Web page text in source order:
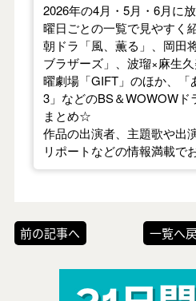
2026年の4月・5月・6月に
曜日ごとの一覧で見やすく
朝ドラ「風、薫る」、岡田
ブラザーズ」、波瑠×麻生
曜劇場「GIFT」のほか、「
3」などのBS＆WOWOWド
まとめ☆
作品の出演者、主題歌や出
リポートなどの情報満載で
前の記事へ 一覧へ